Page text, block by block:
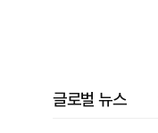
글로벌 뉴스